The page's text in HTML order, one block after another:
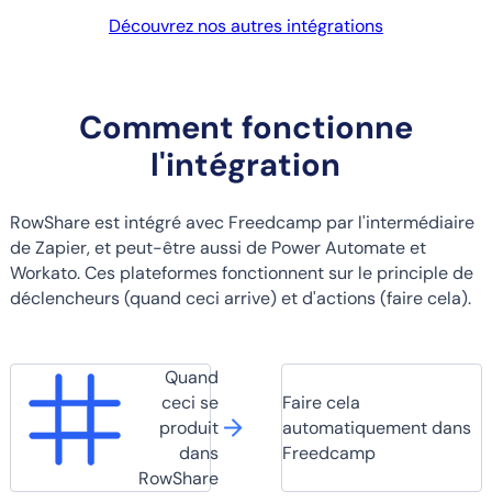
Découvrez nos autres intégrations
Comment fonctionne
l'intégration
RowShare est intégré avec Freedcamp par l'intermédiaire
de Zapier, et peut-être aussi de Power Automate et
Workato. Ces plateformes fonctionnent sur le principle de
déclencheurs (quand ceci arrive) et d'actions (faire cela).
Quand
ceci se
produit
dans
RowShare
Faire cela
automatiquement dans
Freedcamp